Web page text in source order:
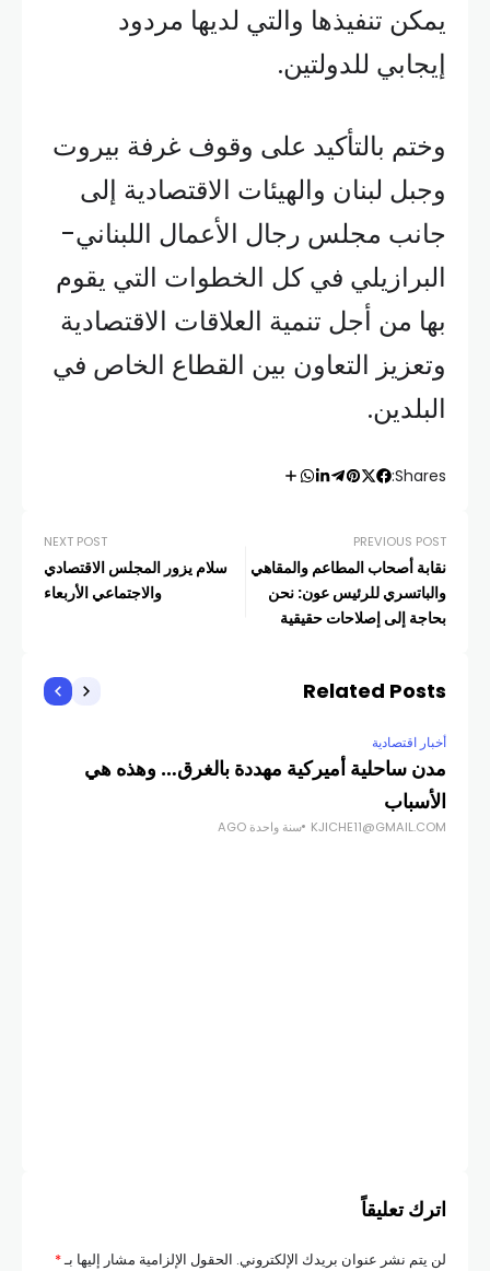
يمكن تنفيذها والتي لديها مردود
إيجابي للدولتين.
وختم بالتأكيد على وقوف غرفة بيروت
وجبل لبنان والهيئات الاقتصادية إلى
جانب مجلس رجال الأعمال اللبناني-
البرازيلي في كل الخطوات التي يقوم
بها من أجل تنمية العلاقات الاقتصادية
وتعزيز التعاون بين القطاع الخاص في
البلدين.
Shares:
PREVIOUS POST
نقابة أصحاب المطاعم والمقاهي
والباتسري للرئيس عون: نحن
بحاجة إلى إصلاحات حقيقية
NEXT POST
سلام يزور المجلس الاقتصادي
والاجتماعي الأربعاء
Related Posts
أخبار اقتصادية
مدن ساحلية أميركية مهددة بالغرق… وهذه هي
الأسباب
KJICHE11@GMAIL.COM سنة واحدة AGO
اترك تعليقاً
لن يتم نشر عنوان بريدك الإلكتروني. الحقول الإلزامية مشار إليها بـ*